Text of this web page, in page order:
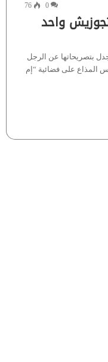
0
76
واحد
بتصريحاتها عن الرجل
المذاع على فضائية “إم